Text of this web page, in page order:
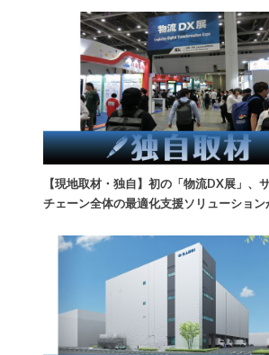
【現地取材・独自】初の「物流DX展」、
チェーン全体の最適化支援ソリューション